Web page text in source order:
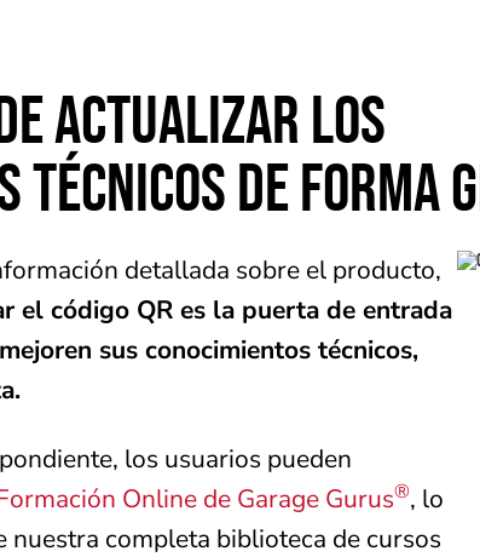
ACTUALIZAR LOS
TÉCNICOS DE FORMA
detallada sobre el producto,
el código QR es la puerta de entrada
sus conocimientos técnicos,
los usuarios pueden
Online de Garage Gurus®, lo
completa biblioteca de cursos